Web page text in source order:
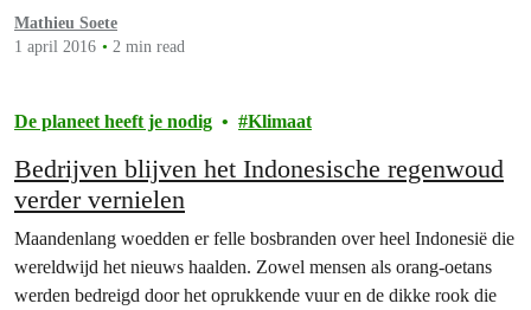
Mathieu Soete
1 april 2016
2 min read
De planeet heeft je nodig Klimaat
Bedrijven blijven het Indonesische regenwoud
verder vernielen
Maandenlang woedden er felle bosbranden over heel Indonesië die
wereldwijd het nieuws haalden. Zowel mensen als orang-oetans
werden bedreigd door het oprukkende vuur en de dikke rook die